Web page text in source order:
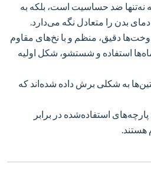
نه‌تنها ضد حساسیت است، بلکه به
بدن را متعادل نگه می‌دارد.
دقیق، منظم و با نخ‌های مقاوم
استفاده و شستشو، شکل اولیه
به شکلی برش داده شده‌اند که
پارچه‌های استفاده‌شده در برابر